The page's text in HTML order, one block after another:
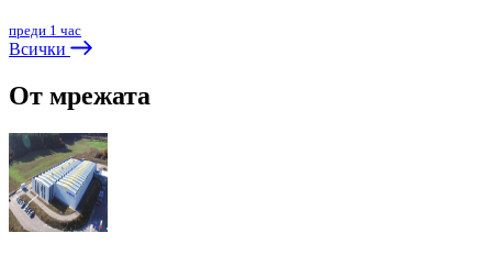
преди 1 час
Всички
От мрежата